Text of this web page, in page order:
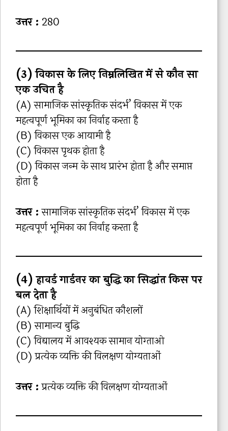
उत्तर : 280
(3) विकास के लिए निम्नलिखित में से कौन सा
एक उचित है
(A) सामाजिक सांस्कृतिक संदर्भ’ विकास में एक
महत्वपूर्ण भूमिका का निर्वाह करता है
(B) विकास एक आयामी है
(C) विकास पृथक होता है
(D) विकास जन्म के साथ प्रारंभ होता है और समाप्त
होता है
उत्तर :सामाजिक सांस्कृतिक संदर्भ’ विकास में एक
महत्वपूर्ण भूमिका का निर्वाह करता है
(4) हावर्ड गार्डनर का बुद्धि का सिद्धांत किस पर
बल देता है
(A) शिक्षार्थियों में अनुबंधित कौशलों
(B) सामान्य बुद्धि
(C) विद्यालय में आवश्यक सामान योग्ताओ
(D) प्रत्येक व्यक्ति की विलक्षण योग्यताओं
उत्तर :प्रत्येक व्यक्ति की विलक्षण योग्यताओं